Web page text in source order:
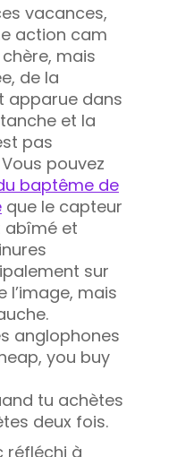
vacances,
action cam
mais
de la
apparue dans
et la
pas
pouvez
baptême de
que le capteur
abîmé et
sur
l’image, mais
anglophones
you buy
tu achètes
deux fois.
réfléchi à